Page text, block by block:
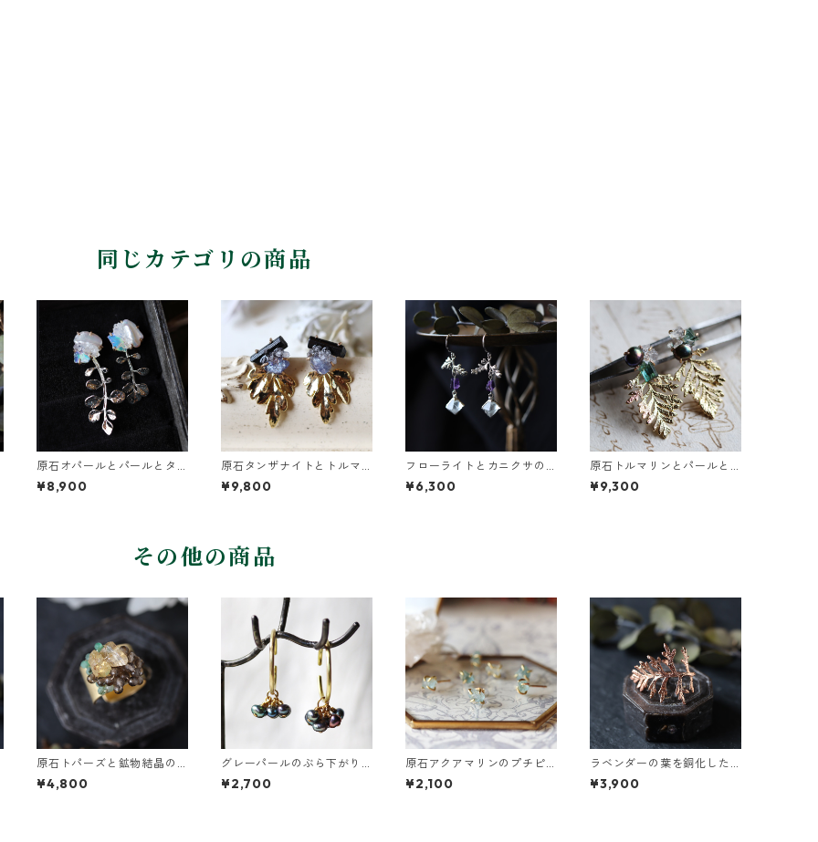
同じカテゴリの商品
原石オパールとパールとタ
ネツケバナの葉ピアス
¥8,900
原石タンザナイトとトルマ
リンとクレマチスの葉ピア
ス
¥9,800
フローライトとカニクサの
葉ピアス
¥6,300
原石トルマリンとパールと
ラベンダーの葉ピアス
¥9,300
その他の商品
原石トパーズと鉱物結晶の
真鍮幅広イヤーカフ
¥4,800
グレーパールのぶら下がり
イヤーカフ
¥2,700
原石アクアマリンのプチピ
アス（一粒/片方）
¥2,100
ラベンダーの葉を銅化した
イヤーカフ
¥3,900